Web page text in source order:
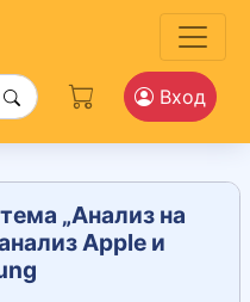
Вход
„Анализ на
Apple и